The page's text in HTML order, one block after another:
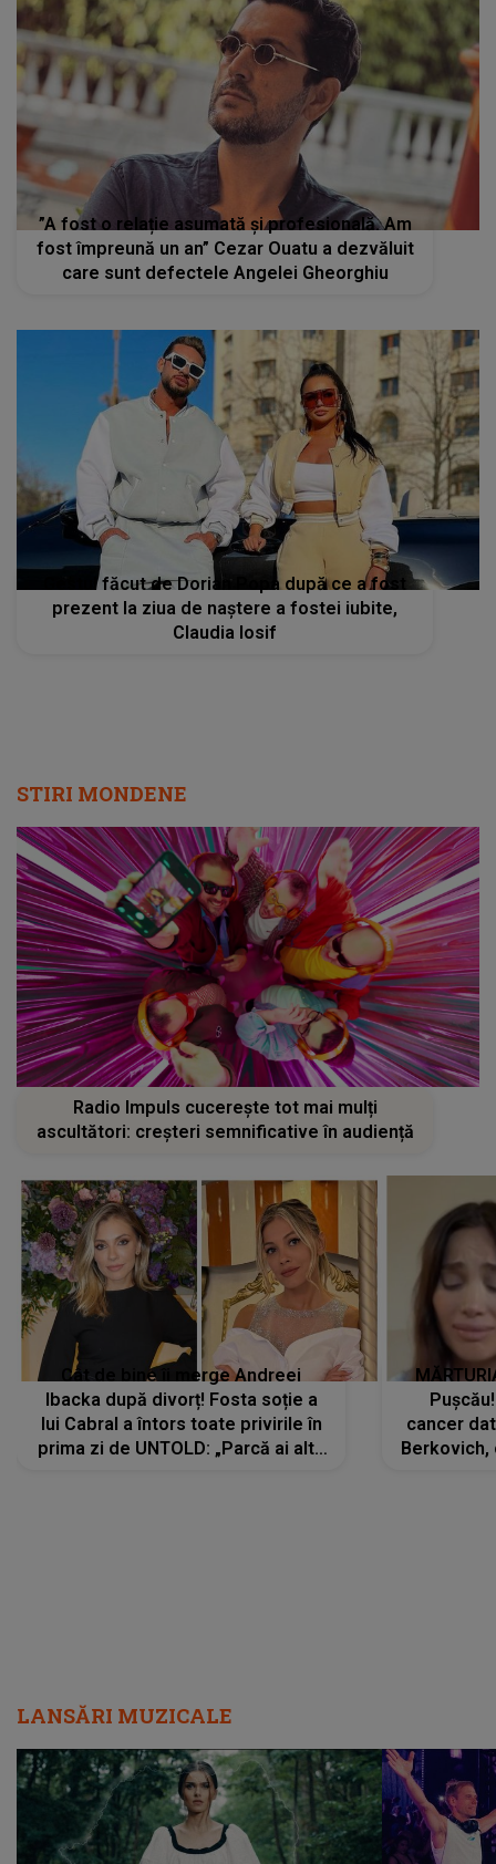
”A fost o relație asumată și profesională. Am
fost împreună un an” Cezar Ouatu a dezvăluit
care sunt defectele Angelei Gheorghiu
Gestul făcut de Dorian Popa după ce a fost
prezent la ziua de naștere a fostei iubite,
Claudia Iosif
STIRI MONDENE
Radio Impuls cucerește tot mai mulți
ascultători: creșteri semnificative în audiență
Cât de bine îi merge Andreei
Ibacka după divorț! Fosta soție a
lui Cabral a întors toate privirile în
prima zi de UNTOLD: „Parcă ai altă
cancer
LANSĂRI MUZICALE